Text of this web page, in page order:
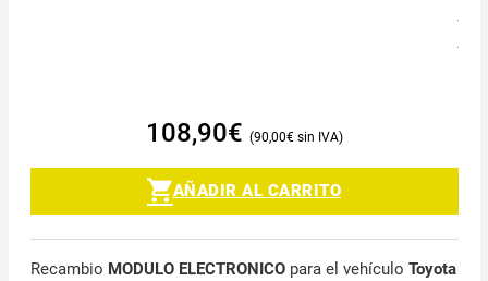
108,90€ 90,00€
AÑADIR AL CARRITO
Recambio MODULO ELECTRONICOpara el vehículo Toyota